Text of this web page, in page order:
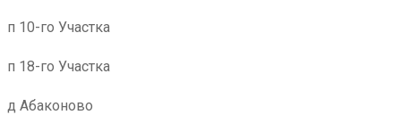
п 10-го Участка
п 18-го Участка
д Абаконово